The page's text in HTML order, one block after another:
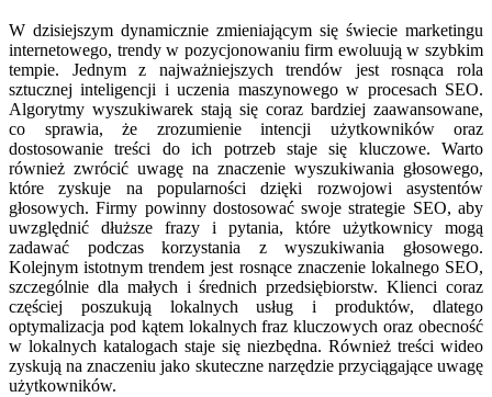
W dzisiejszym dynamicznie zmieniającym się świecie marketingu
internetowego, trendy w pozycjonowaniu firm ewoluują w szybkim
tempie. Jednym z najważniejszych trendów jest rosnąca rola
sztucznej inteligencji i uczenia maszynowego w procesach SEO.
Algorytmy wyszukiwarek stają się coraz bardziej zaawansowane,
co sprawia, że zrozumienie intencji użytkowników oraz
dostosowanie treści do ich potrzeb staje się kluczowe. Warto
również zwrócić uwagę na znaczenie wyszukiwania głosowego,
które zyskuje na popularności dzięki rozwojowi asystentów
głosowych. Firmy powinny dostosować swoje strategie SEO, aby
uwzględnić dłuższe frazy i pytania, które użytkownicy mogą
zadawać podczas korzystania z wyszukiwania głosowego.
Kolejnym istotnym trendem jest rosnące znaczenie lokalnego SEO,
szczególnie dla małych i średnich przedsiębiorstw. Klienci coraz
częściej poszukują lokalnych usług i produktów, dlatego
optymalizacja pod kątem lokalnych fraz kluczowych oraz obecność
w lokalnych katalogach staje się niezbędna. Również treści wideo
zyskują na znaczeniu jako skuteczne narzędzie przyciągające uwagę
użytkowników.